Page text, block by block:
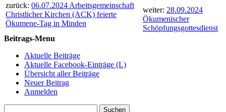
zurück: 06.07.2024 Arbeitsgemeinschaft
Christlicher Kirchen (ACK) feierte
Ökumene-Tag in Minden
weiter: 28.09.2024
Ökumenischer
Schöpfungsgottesdienst
Beitrags-Menu
Aktuelle Beiträge
Aktuelle Facebook-Einträge (L)
Übersicht aller Beiträge
Neuer Beitrag
Anmelden